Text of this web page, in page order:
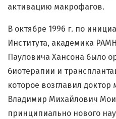
активацию макрофагов.
В октябре 1996 г. по
Института, академика
Пауловича Хансона было
биотерапии и
которое возглавил
Владимир Михайлович
принципиально нового